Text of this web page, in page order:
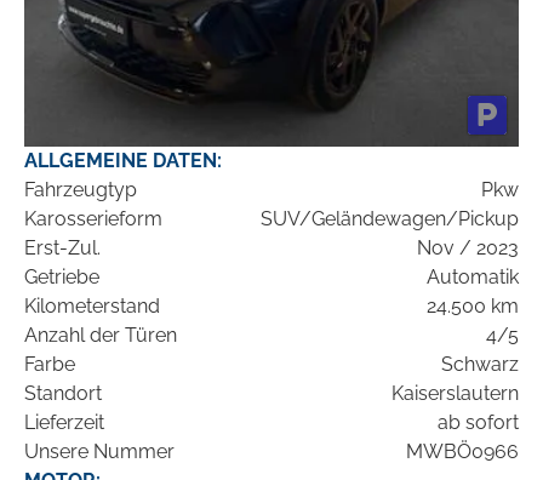
ALLGEMEINE DATEN:
Fahrzeugtyp
Pkw
Karosserieform
SUV/Geländewagen/Pickup
Erst-Zul.
Nov / 2023
Getriebe
Automatik
Kilometerstand
24.500 km
Anzahl der Türen
4/5
Farbe
Schwarz
Standort
Kaiserslautern
Lieferzeit
ab sofort
Unsere Nummer
MWBÖ0966